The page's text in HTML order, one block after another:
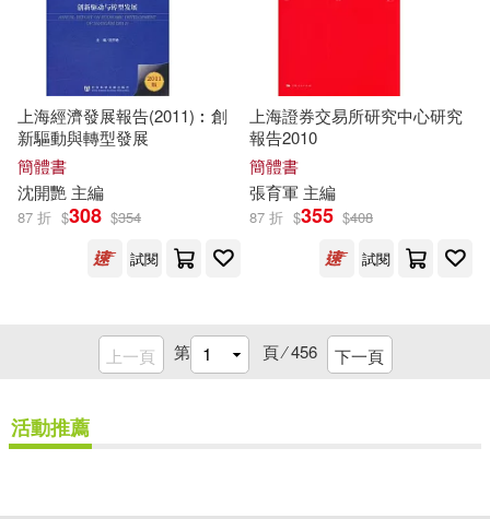
張文質(6)
張琪(6)
張華(6)
張錯(6) 張雅琴(6)
彭緒洛(6)
漢語大詞典出版社(28)
西南交通大學出版社(28)
首都師範大學出版社(28)
印刻(27) 古吳軒出版社(27)
地質出版社(27)
安徽文藝出版社(27)
上海經濟發展報告(2011)︰創
新驅動與轉型發展
簡體書
沈開艷 主編
87 折 $308 $354
試閱
上海證券交易所研究中心研究
報告2010
簡體書
張育軍 主編
87 折 $355 $408
試閱
上一頁 第 頁 ⁄456 下一頁
活動推薦